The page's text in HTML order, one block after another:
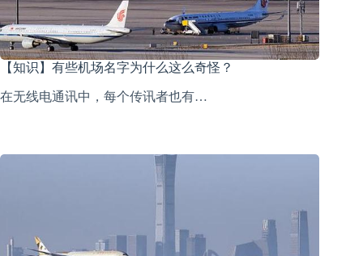
【知识】有些机场名字为什么这么奇怪？
在无线电通讯中，每个传讯者也有…